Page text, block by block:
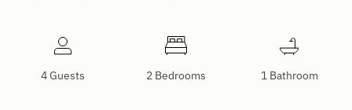
4 Guests 2 Bedrooms 1 Bathroom